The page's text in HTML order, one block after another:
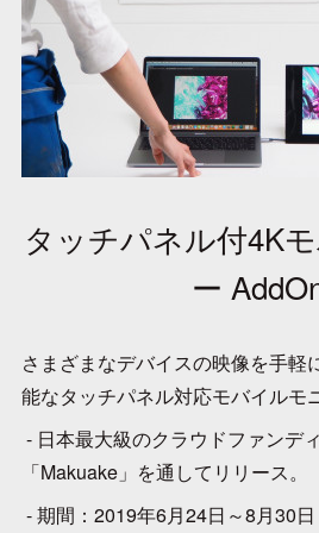
タッチパネル付4K
ー
さまざまなデバイスの映像を手軽
能なタッチパネル対応モバイルモ
- 日本最大級のクラウドファンデ
「Makuake」を通してリリース。
- 期間：2019年6月24日～8月30日